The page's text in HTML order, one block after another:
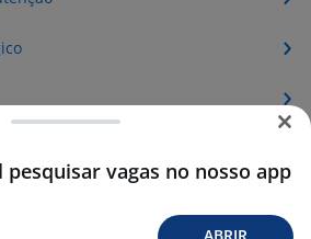
pesquisar vagas no nosso app